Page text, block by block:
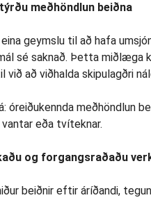
meðhöndlun beiðna
geymslu til að hafa
sé saknað. Þetta miðlæga
við að viðhalda skipulagðri
óreiðukennda meðhöndlun
eða tvíteknar.
og forgangsraðaðu
beiðnir eftir áríðandi,